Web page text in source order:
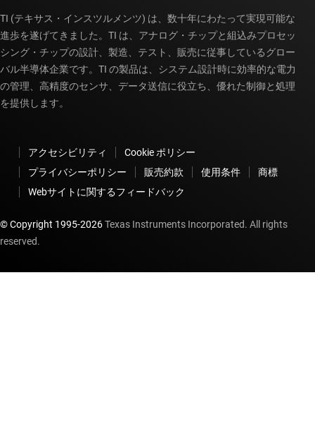
TI (テキサス・インスツルメンツ) は、数十年にわたって実現可能な
進歩を遂げてきました。TI は、アナログ・チップと組込みプロセッ
シング・チップの設計、製造、テスト、販売に従事しているグロー
バル半導体企業です。TI の製品は、システム設計時に効率的な電力
の管理、高精度のセンサ、データ送信に役立ち、優れた制御と処理
を提供します。
アクセシビリティ
Cookie ポリシー
プライバシーポリシー
販売約款 使用条件
商標
Webサイトに関するフィードバック
© Copyright 1995-2026Texas Instruments Incorporated. All rights
reserved.